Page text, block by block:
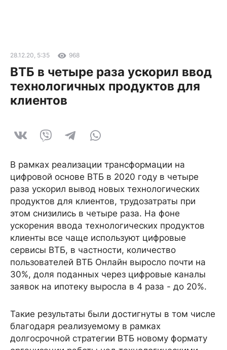
28.12.20, 5:35 968
ВТБ в четыре раза ускорил ввод
технологичных продуктов для
клиентов
В рамках реализации трансформации на
цифровой основе ВТБ в 2020 году в четыре
раза ускорил вывод новых технологических
продуктов для клиентов, трудозатраты при
этом снизились в четыре раза. На фоне
ускорения ввода технологических продуктов
клиенты все чаще используют цифровые
сервисы ВТБ, в частности, количество
пользователей ВТБ Онлайн выросло почти на
30%, доля поданных через цифровые каналы
заявок на ипотеку выросла в 4 раза - до 20%.
Такие результаты были достигнуты в том числе
благодаря реализуемому в рамках
долгосрочной стратегии ВТБ новому формату